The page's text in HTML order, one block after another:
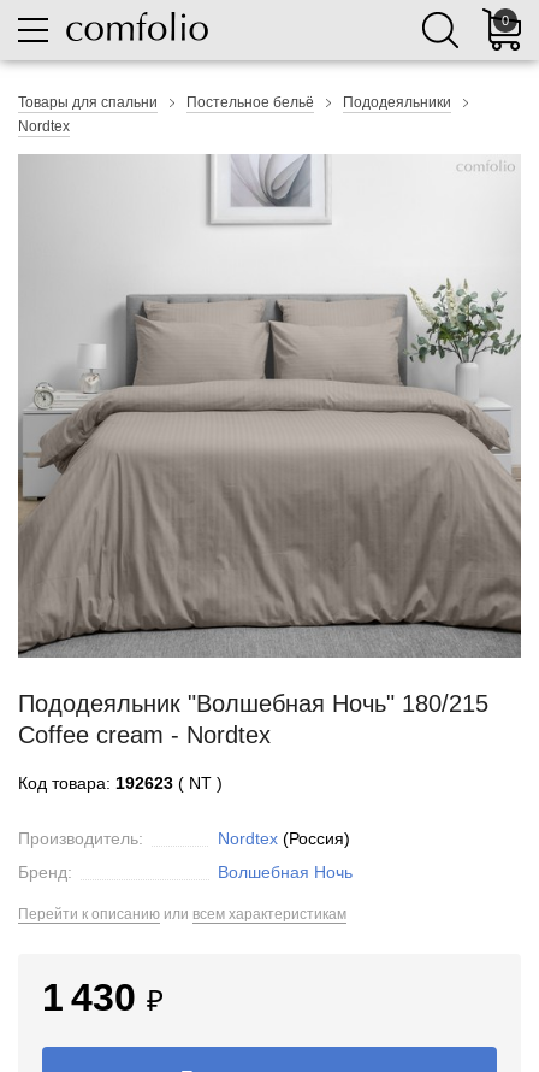
0
Товары для спальни Постельное бельё
Пододеяльники
Nordtex
Пододеяльник "Волшебная Ночь" 180/215
Coffee cream - Nordtex
Код товара: 192623 ( NT )
Производитель: Nordtex(Россия)
Бренд:
Волшебная Ночь
Перейти к описанию или всем характеристикам
1 430 ₽